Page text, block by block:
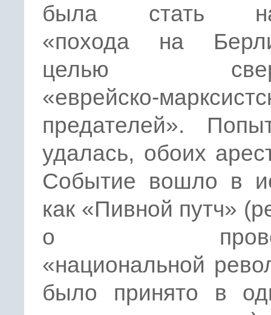
была стать
«похода на
целью
«еврейско-
предателей».
удалась, обоих
Событие вошло в
как «Пивной путч»
о
«национальной
было принято в